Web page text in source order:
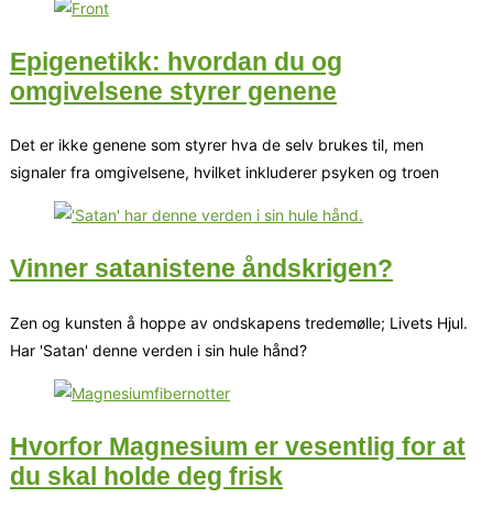
Epigenetikk: hvordan du og
omgivelsene styrer genene
Det er ikke genene som styrer hva de selv brukes til, men
signaler fra omgivelsene, hvilket inkluderer psyken og troen
Vinner satanistene åndskrigen?
Zen og kunsten å hoppe av ondskapens tredemølle; Livets Hjul.
Har 'Satan' denne verden i sin hule hånd?
Hvorfor Magnesium er vesentlig for at
du skal holde deg frisk